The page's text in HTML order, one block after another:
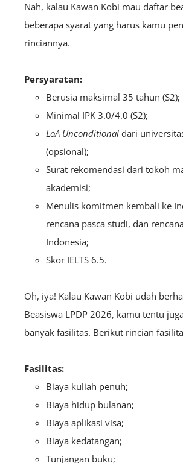
Nah, kalau Kawan Kobi mau daftar
beberapa syarat yang harus kamu
rinciannya.
Persyaratan:
Berusia maksimal 35 tahun (S2);
Minimal IPK 3.0/4.0 (S2);
LoA Unconditional dari
(opsional);
Surat rekomendasi dari tokoh
akademisi;
Menulis komitmen kembali ke
rencana pasca studi, dan
Indonesia;
Skor IELTS 6.5.
Oh, iya! Kalau Kawan Kobi udah
Beasiswa LPDP 2026, kamu tentu
banyak fasilitas. Berikut rincian
Fasilitas:
Biaya kuliah penuh;
Biaya hidup bulanan;
Biaya aplikasi visa;
Biaya kedatangan;
Tunjangan buku;